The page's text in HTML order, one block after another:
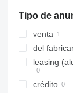
Tipo de
venta
del
leasing
crédito